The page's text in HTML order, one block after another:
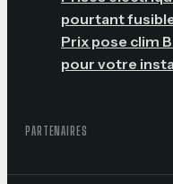
pourtant
Prix pose clim
pour votre
PARTENAIRES